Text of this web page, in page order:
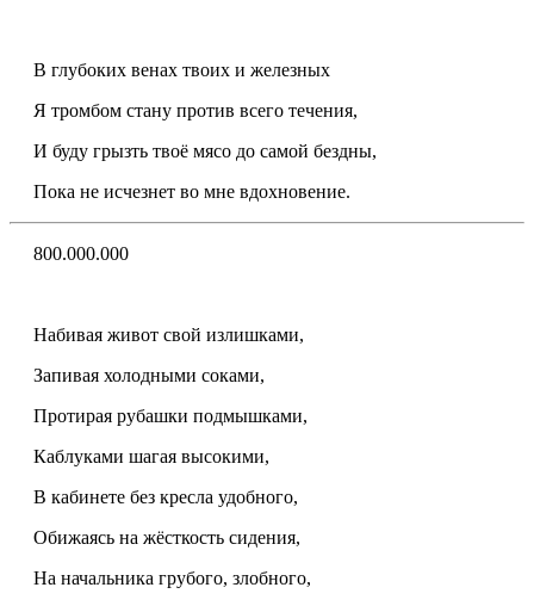
В глубоких венах твоих и железных
Я тромбом стану против всего течения,
И буду грызть твоё мясо до самой бездны,
Пока не исчезнет во мне вдохновение.
800.000.000
Набивая живот свой излишками,
Запивая холодными соками,
Протирая рубашки подмышками,
Каблуками шагая высокими,
В кабинете без кресла удобного,
Обижаясь на жёсткость сидения,
На начальника грубого, злобного,